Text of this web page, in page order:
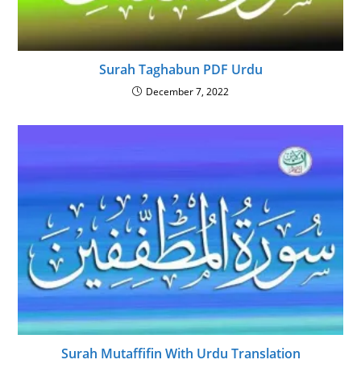
Surah Taghabun PDF Urdu
December 7, 2022
Surah Mutaffifin With Urdu Translation